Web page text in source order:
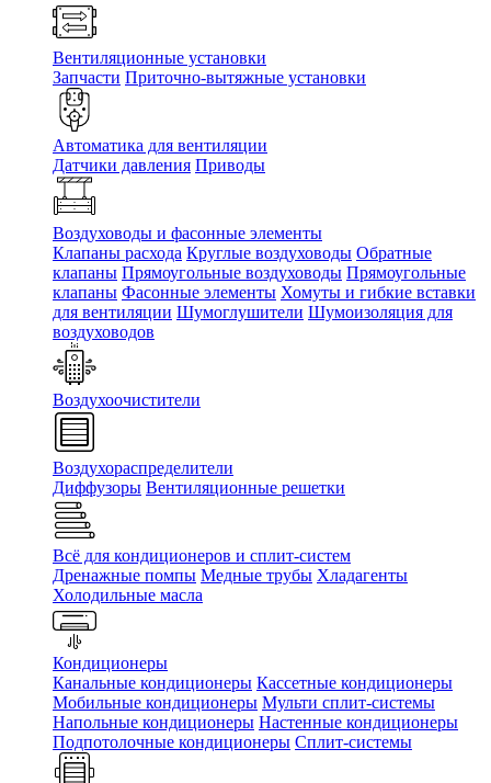
Вентиляционные установки
Запчасти Приточно-вытяжные установки
Автоматика для вентиляции
Датчики давления Приводы
Воздуховоды и фасонные элементы
Клапаны расхода Круглые воздуховоды Обратные
клапаны Прямоугольные воздуховоды Прямоугольные
клапаны Фасонные элементы Хомуты и гибкие вставки
для вентиляции Шумоглушители Шумоизоляция для
воздуховодов
Воздухоочистители
Воздухораспределители
Диффузоры Вентиляционные решетки
Всё для кондиционеров и сплит-систем
Дренажные помпы Медные трубы Хладагенты
Холодильные масла
Кондиционеры
Канальные кондиционеры Кассетные кондиционеры
Мобильные кондиционеры Мульти сплит-системы
Напольные кондиционеры Настенные кондиционеры
Подпотолочные кондиционеры Сплит-системы